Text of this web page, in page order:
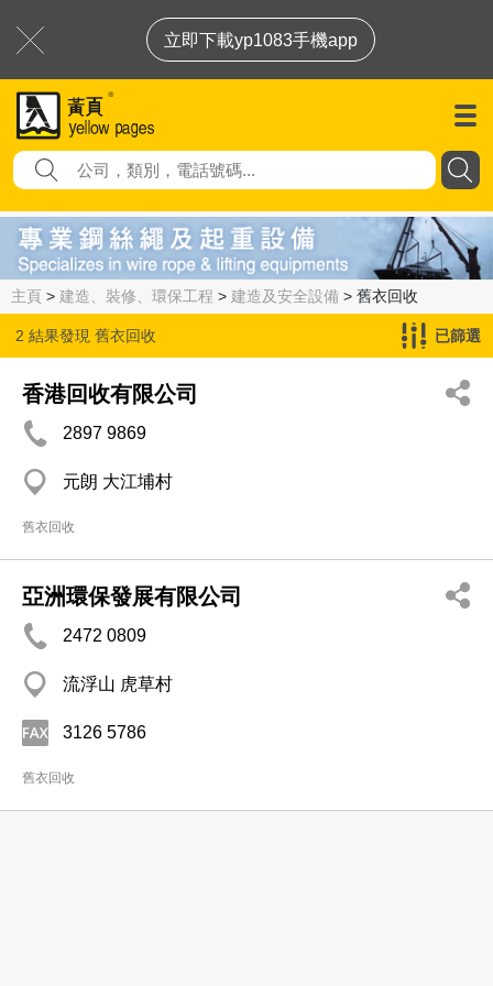
立即下載yp1083手機app
主頁 > 建造、裝修、環保工程 > 建造及安全設備 > 舊衣回收
2 結果發現 舊衣回收 已篩選
香港回收有限公司
2897 9869
元朗 大江埔村
舊衣回收
亞洲環保發展有限公司
2472 0809
流浮山 虎草村
3126 5786
舊衣回收